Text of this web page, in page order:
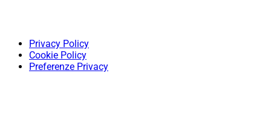
Privacy Policy
Cookie Policy
Preferenze Privacy